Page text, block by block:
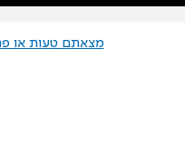
מצאתם טעות או